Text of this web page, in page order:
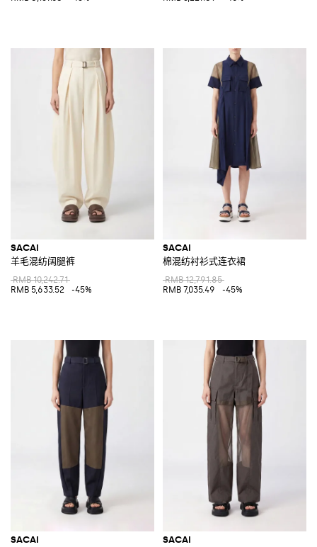
SACAI
羊毛混纺阔腿裤
RMB 10,242.71
RMB 5,633.52
-45%
SACAI
棉混纺衬衫式连衣裙
RMB 12,791.85
RMB 7,035.49
-45%
SACAI SACAI